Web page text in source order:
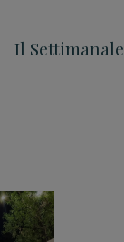
Il Settimanale